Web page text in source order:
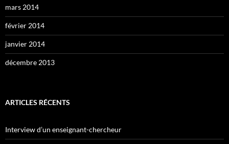
mars 2014
février 2014
janvier 2014
décembre 2013
ARTICLES RÉCENTS
Interview d’un enseignant-chercheur